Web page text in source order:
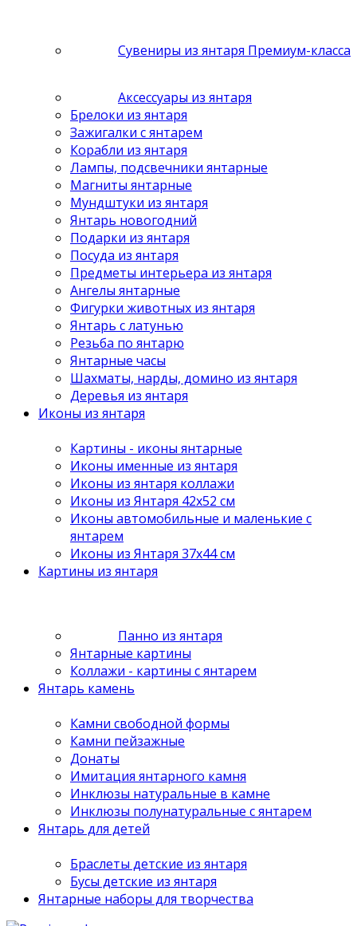
Сувениры из янтаря Премиум-класса
Аксессуары из янтаря
Брелоки из янтаря
Зажигалки с янтарем
Корабли из янтаря
Лампы, подсвечники янтарные
Магниты янтарные
Мундштуки из янтаря
Янтарь новогодний
Подарки из янтаря
Посуда из янтаря
Предметы интерьера из янтаря
Ангелы янтарные
Фигурки животных из янтаря
Янтарь с латунью
Резьба по янтарю
Янтарные часы
Шахматы, нарды, домино из янтаря
Деревья из янтаря
Иконы из янтаря
Картины - иконы янтарные
Иконы именные из янтаря
Иконы из янтаря коллажи
Иконы из Янтаря 42х52 см
Иконы автомобильные и маленькие с
янтарем
Иконы из Янтаря 37х44 см
Картины из янтаря
Панно из янтаря
Янтарные картины
Коллажи - картины с янтарем
Янтарь камень
Камни свободной формы
Камни пейзажные
Донаты
Имитация янтарного камня
Инклюзы натуральные в камне
Инклюзы полунатуральные с янтарем
Янтарь для детей
Браслеты детские из янтаря
Бусы детские из янтаря
Янтарные наборы для творчества